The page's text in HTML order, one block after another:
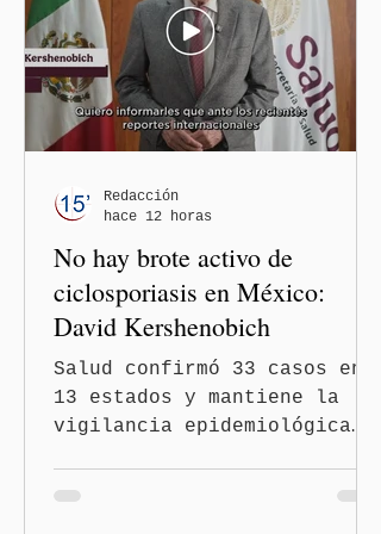
contra las personas adultas
mayores no pueden
justificarse como una
simple opinión o una broma.
No hay brote activo de
ciclosporiasis en México:
David Kershenobich
Salud confirmó 33 casos en
13 estados y mantiene la
vigilancia epidemiológica
Redacción
hace 12 horas